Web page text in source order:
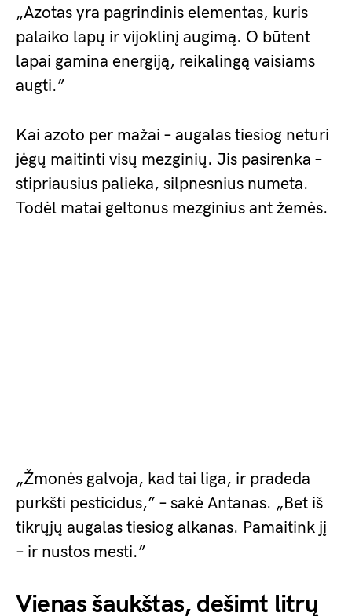
„Azotas yra pagrindinis elementas, kuris
palaiko lapų ir vijoklinį augimą. O būtent
lapai gamina energiją, reikalingą vaisiams
augti.”
Kai azoto per mažai – augalas tiesiog neturi
jėgų maitinti visų mezginių. Jis pasirenka –
stipriausius palieka, silpnesnius numeta.
Todėl matai geltonus mezginius ant žemės.
„Žmonės galvoja, kad tai liga, ir pradeda
purkšti pesticidus,” – sakė Antanas. „Bet iš
tikrųjų augalas tiesiog alkanas. Pamaitink jį
– ir nustos mesti.”
Vienas šaukštas, dešimt litrų